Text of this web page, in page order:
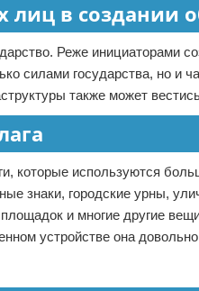
лиц в создании
Реже инициаторами
силами государства, но и
также может
которые используются
знаки, городские урны,
и многие другие
устройстве она довольно